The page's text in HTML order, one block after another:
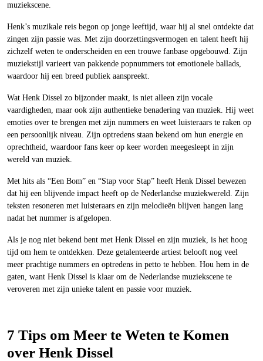
muziekscene.
Henk’s muzikale reis begon op jonge leeftijd, waar hij al snel ontdekte dat
zingen zijn passie was. Met zijn doorzettingsvermogen en talent heeft hij
zichzelf weten te onderscheiden en een trouwe fanbase opgebouwd. Zijn
muziekstijl varieert van pakkende popnummers tot emotionele ballads,
waardoor hij een breed publiek aanspreekt.
Wat Henk Dissel zo bijzonder maakt, is niet alleen zijn vocale
vaardigheden, maar ook zijn authentieke benadering van muziek. Hij weet
emoties over te brengen met zijn nummers en weet luisteraars te raken op
een persoonlijk niveau. Zijn optredens staan bekend om hun energie en
oprechtheid, waardoor fans keer op keer worden meegesleept in zijn
wereld van muziek.
Met hits als “Een Bom” en “Stap voor Stap” heeft Henk Dissel bewezen
dat hij een blijvende impact heeft op de Nederlandse muziekwereld. Zijn
teksten resoneren met luisteraars en zijn melodieën blijven hangen lang
nadat het nummer is afgelopen.
Als je nog niet bekend bent met Henk Dissel en zijn muziek, is het hoog
tijd om hem te ontdekken. Deze getalenteerde artiest belooft nog veel
meer prachtige nummers en optredens in petto te hebben. Hou hem in de
gaten, want Henk Dissel is klaar om de Nederlandse muziekscene te
veroveren met zijn unieke talent en passie voor muziek.
7 Tips om Meer te Weten te Komen
over Henk Dissel